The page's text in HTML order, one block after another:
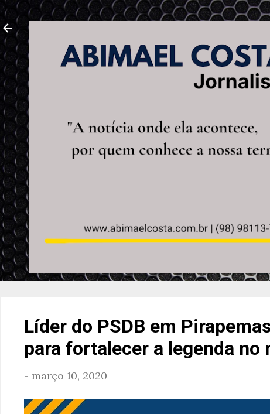
Pular para o
Líder do PSDB em
para fortalecer a legenda no
- março 10, 2020